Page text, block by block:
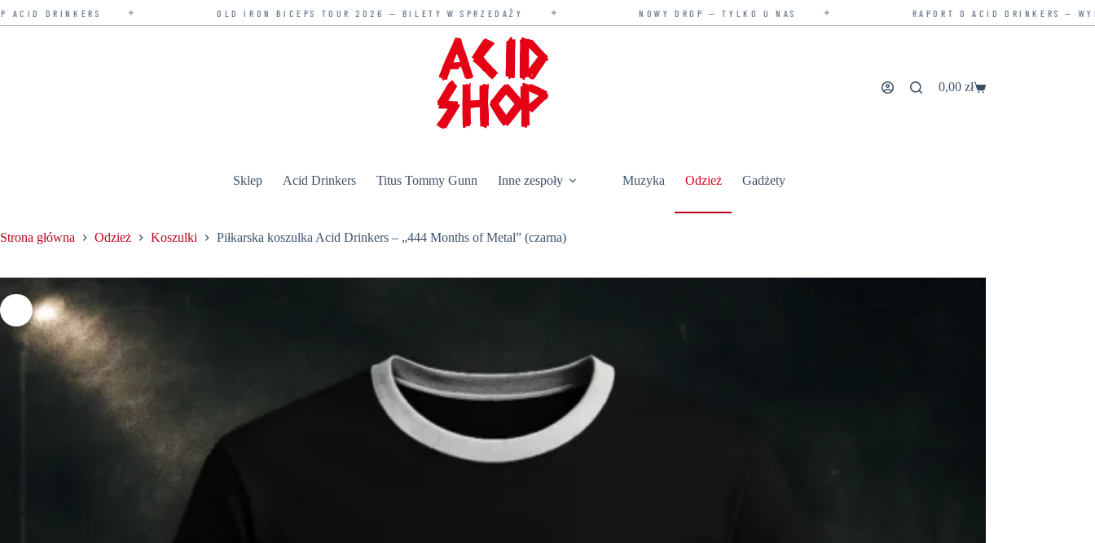
✦ OLD IRON BICEPS TOUR 2026 — BILETY W SPRZEDAŻY ✦ NOWY DROP — TYLKO U NAS ✦ RAPORT O ACID DRINKERS — WYDANIE
Koszyk
0,00 zł
Sklep Acid Drinkers Titus Tommy Gunn Inne zespoły Muzyka Odzież Gadżety
Strona główna Odzież Koszulki Piłkarska koszulka Acid Drinkers – „444 Months of Metal” (czarna)